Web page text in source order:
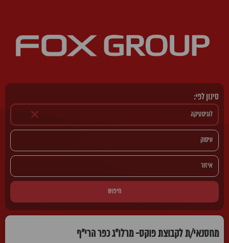
סינון לפי:
חיפוש
מחסנאי/ת לקבוצת פוקס- מרלו"ג כפר הרי"ף